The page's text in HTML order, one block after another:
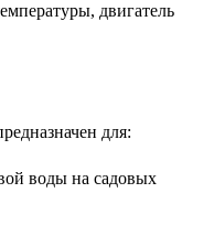
двигатель
для:
воды на садовых